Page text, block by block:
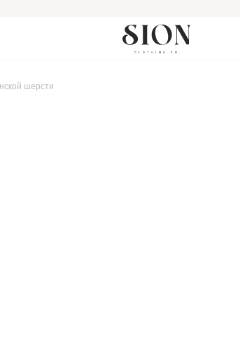
шерсти